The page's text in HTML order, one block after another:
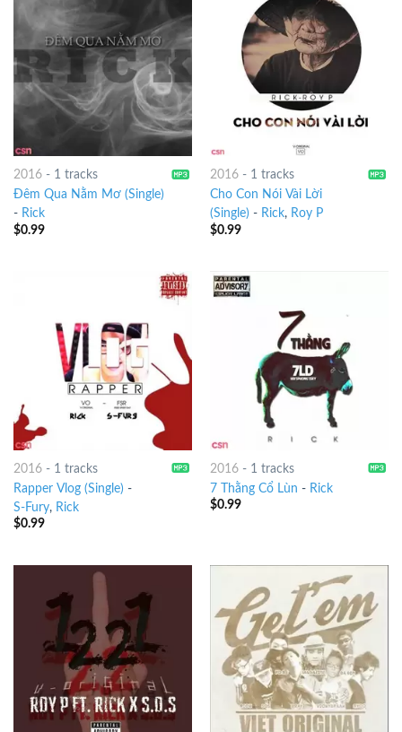
2016- 1 tracks
Đêm Qua Nằm Mơ (Single)
- Rick
$0.99
2016- 1 tracks
Cho Con Nói Vài Lời
(Single) - Rick, Roy P
$0.99
2016- 1 tracks
Rapper Vlog (Single) -
S-Fury, Rick
$0.99
2016- 1 tracks
7 Thằng Cổ Lùn - Rick
$0.99